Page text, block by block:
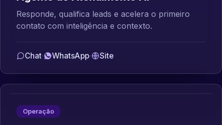
Responde, qualifica leads e acelera o primeiro
contato com inteligência e contexto.
Chat· WhatsApp· Site
Operação